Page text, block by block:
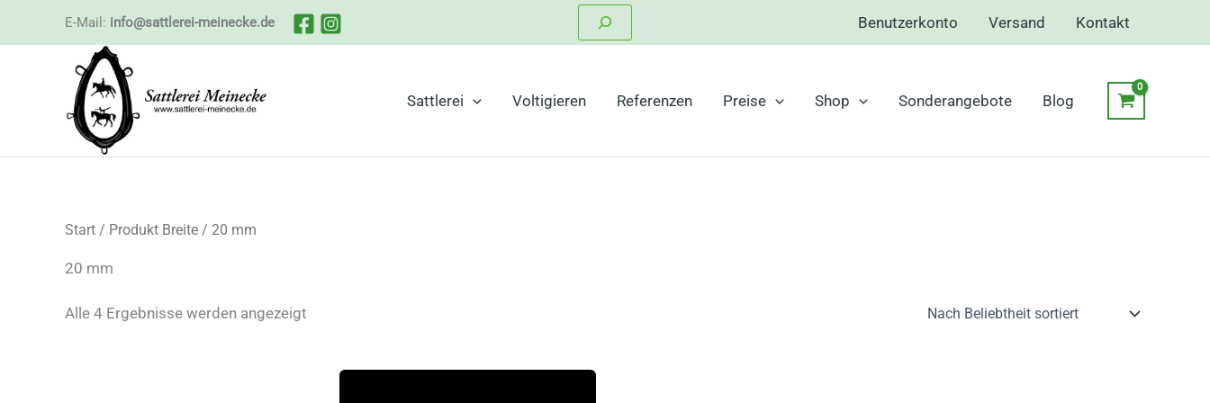
E-Mail: info@sattlerei-meinecke.de Benutzerkonto Versand Kontakt
Sattlerei Voltigieren Referenzen Preise Shop Sonderangebote Blog
Start / Produkt Breite / 20 mm
20 mm
Alle 4 Ergebnisse werden angezeigt